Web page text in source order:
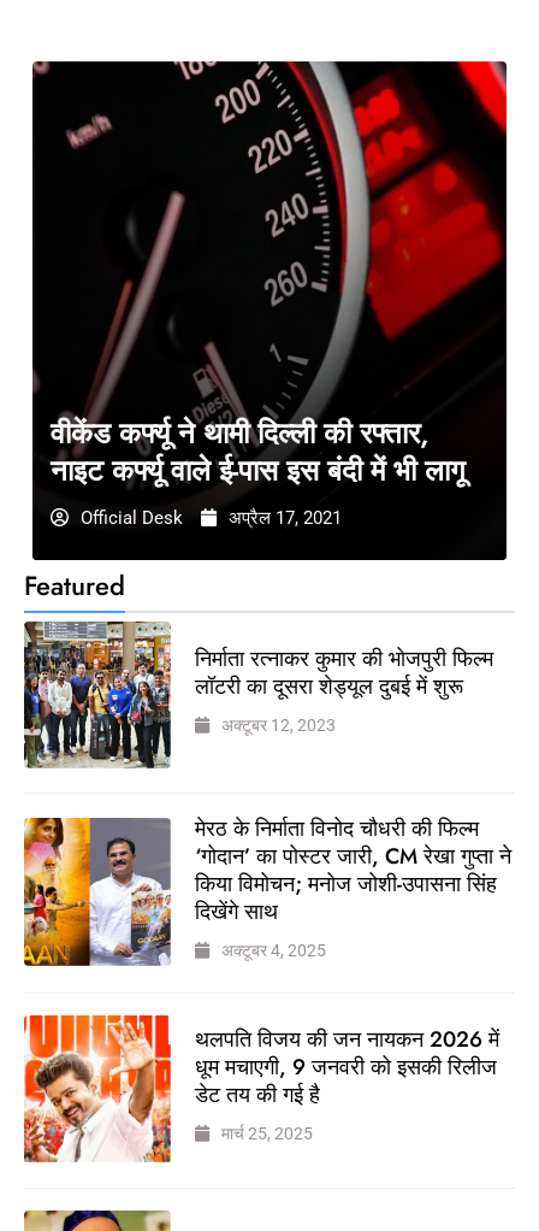
Featured
निर्माता रत्नाकर कुमार की भोजपुरी फिल्म
लॉटरी का दूसरा शेड्यूल दुबई में शुरू
अक्टूबर 12, 2023
मेरठ के निर्माता विनोद चौधरी की फिल्म
‘गोदान’ का पोस्टर जारी, CM रेखा गुप्ता ने
किया विमोचन; मनोज जोशी-उपासना सिंह
दिखेंगे साथ
अक्टूबर 4, 2025
थलपति विजय की जन नायकन 2026 में
धूम मचाएगी, 9 जनवरी को इसकी रिलीज
डेट तय की गई है
मार्च 25, 2025
वीकेंड कर्फ्यू ने थामी दिल्ली की रफ्तार,
नाइट कर्फ्यू वाले ई-पास इस बंदी में भी लागू
Official Desk अप्रैल 17, 2021